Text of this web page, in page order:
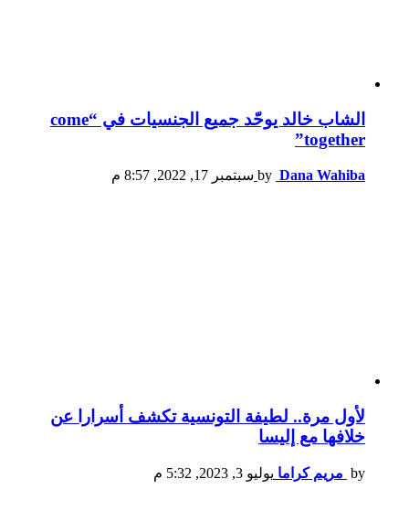
الشاب خالد يوحّد جميع الجنسيات في “come
together”
by Dana Wahiba سبتمبر 17, 2022, 8:57 م
لأول مرة.. لطيفة التونسية تكشف أسرارا عن
خلافها مع إليسا
by مريم كراما يوليو 3, 2023, 5:32 م